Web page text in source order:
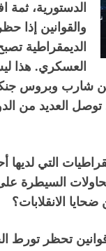
الدستورية، ثمة
والقوانين إذا
الديمقراطية
العسكري. هذا
شارب وبروس
توصل العديد من
التي لديها
السيطرة
ضحايا الانقلابات؟
تحظر تورط